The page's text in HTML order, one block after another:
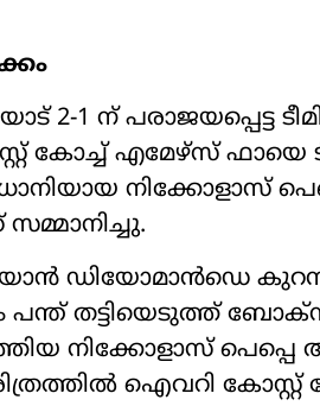
2-1 ന് പരാജയപ്പെട്ട
കോച്ച് എമേഴ്സ് ഫായെ
നിക്കോളാസ്
യാൻ ഡിയോമാൻഡെ
പന്ത് തട്ടിയെടുത്ത്
നിക്കോളാസ്
ഐവറി കോസ്റ്റ്